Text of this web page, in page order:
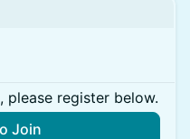
please register below.
Join